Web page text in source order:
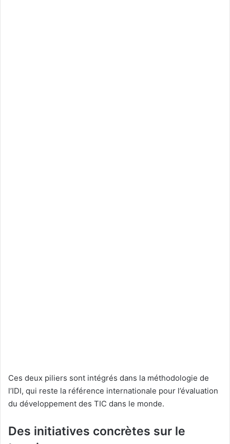
Ces deux piliers sont intégrés dans la méthodologie de
l’IDI, qui reste la référence internationale pour l’évaluation
du développement des TIC dans le monde.
Des initiatives concrètes sur le